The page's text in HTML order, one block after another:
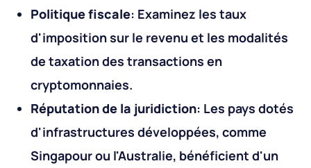
Politique fiscale: Examinez les taux
d'imposition sur le revenu et les modalités
de taxation des transactions en
cryptomonnaies.
Réputation de la juridiction: Les pays dotés
d'infrastructures développées, comme
Singapour ou l'Australie, bénéficient d'un